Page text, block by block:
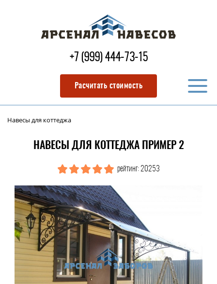
+7 (999) 444-73-15
Расчитать стоимость
Навесы для коттеджа
НАВЕСЫ ДЛЯ КОТТЕДЖА ПРИМЕР 2
рейтинг: 20253